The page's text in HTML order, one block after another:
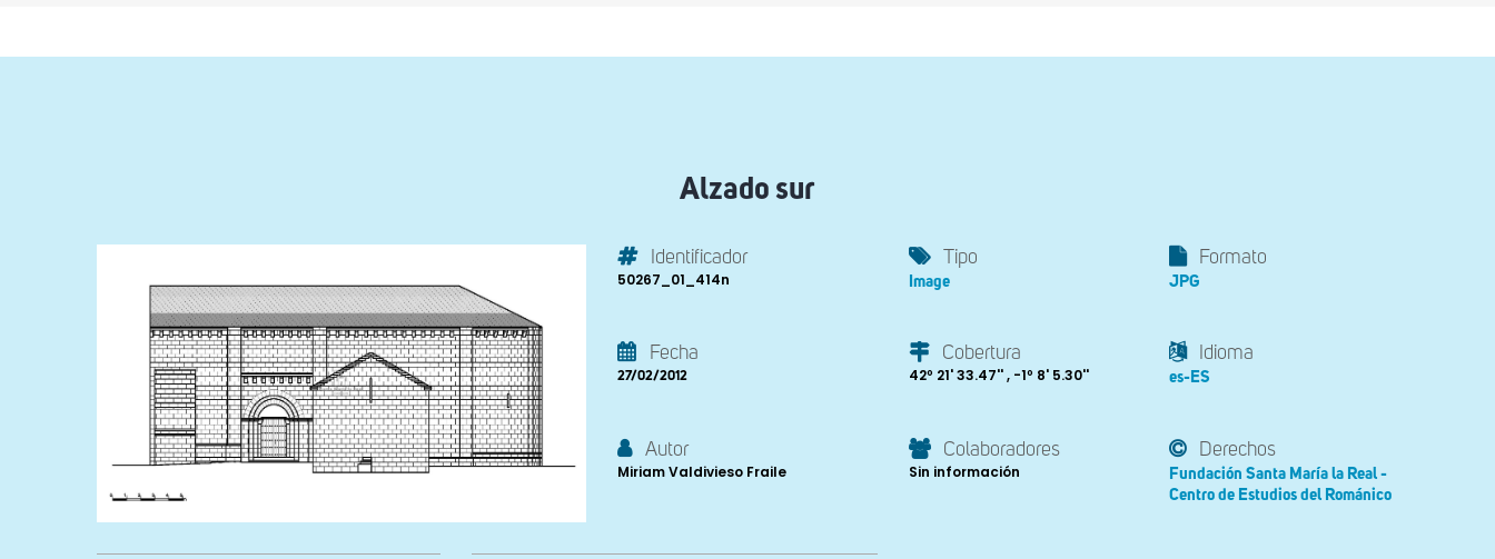
Alzado sur
Identificador
50267_01_414n
Tipo
Image
Formato
JPG
Fecha
27/02/2012
Cobertura
42º 21' 33.47'' , -1º 8' 5.30''
Idioma
es-ES
Autor
Miriam Valdivieso Fraile
Colaboradores
Sin información
Derechos
Fundación Santa María la Real -
Centro de Estudios del Románico